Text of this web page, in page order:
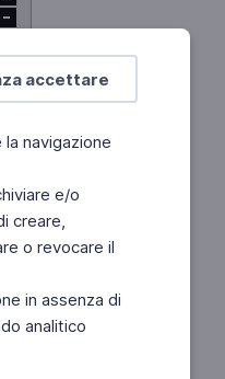
accettare
navigazione
e/o
creare,
o revocare il
in assenza di
analitico